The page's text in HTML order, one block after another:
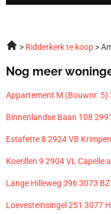
Ridderkerk te koop
Nog meer
Appartement M (Bouwnr. 5)
Binnenlandse Baan 108
Estafette 8 2924 VB
Koerillen 9 2904 VL Capelle
Lange Hilleweg 396 3073
Loevesteinsingel 251 3077